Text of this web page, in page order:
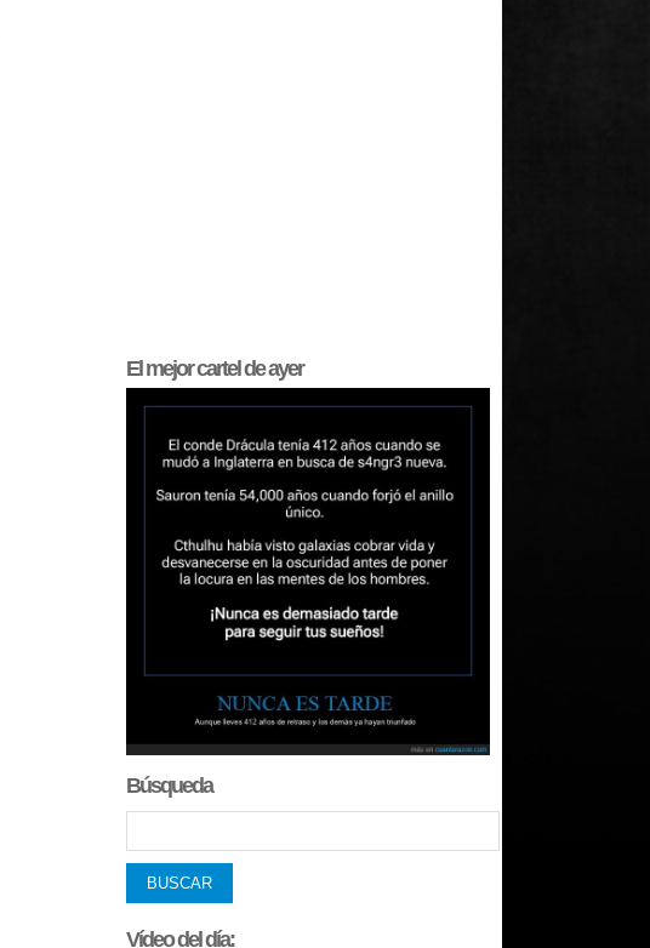
El mejorcartel de ayer
Búsqueda
Vídeo del día: